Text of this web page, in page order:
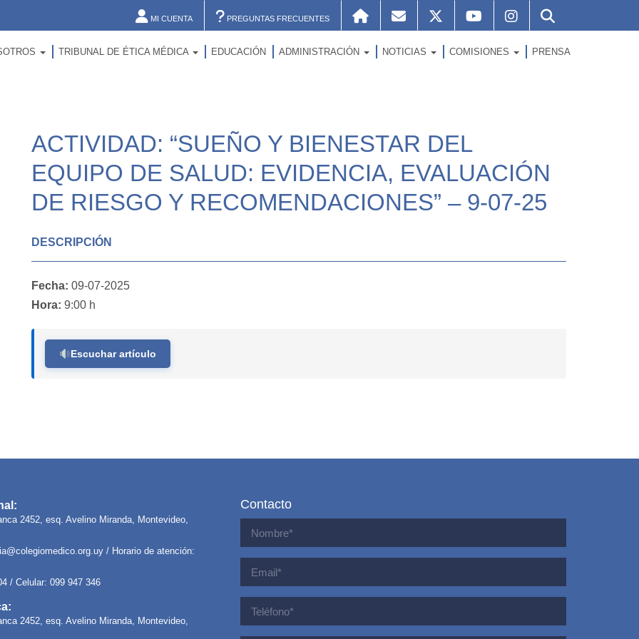
MI CUENTA PREGUNTAS FRECUENTES
TRIBUNAL DE ÉTICA MÉDICA EDUCACIÓN ADMINISTRACIÓN NOTICIAS COMISIONES PRENSA
ACTIVIDAD: “SUEÑO Y BIENESTAR DEL
EQUIPO DE SALUD: EVIDENCIA, EVALUACIÓN
DE RIESGO Y RECOMENDACIONES” – 9-07-25
DESCRIPCIÓN
Fecha: 09-07-2025
Hora: 9:00 h
Escuchar artículo
2452, esq. Avelino Miranda, Montevideo,
/ Horario de atención:
/ Celular: 099 947 346
2452, esq. Avelino Miranda, Montevideo,
Contacto